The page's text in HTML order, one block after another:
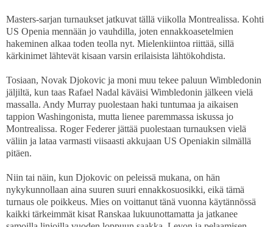
Masters-sarjan turnaukset jatkuvat tällä viikolla Montrealissa. Kohti
US Openia mennään jo vauhdilla, joten ennakkoasetelmien
hakeminen alkaa toden teolla nyt. Mielenkiintoa riittää, sillä
kärkinimet lähtevät kisaan varsin erilaisista lähtökohdista.
Tosiaan, Novak Djokovic ja moni muu tekee paluun Wimbledonin
jäljiltä, kun taas Rafael Nadal käväisi Wimbledonin jälkeen vielä
massalla. Andy Murray puolestaan haki tuntumaa ja aikaisen
tappion Washingonista, mutta lienee paremmassa iskussa jo
Montrealissa. Roger Federer jättää puolestaan turnauksen vielä
väliin ja lataa varmasti viisaasti akkujaan US Openiakin silmällä
pitäen.
Niin tai näin, kun Djokovic on peleissä mukana, on hän
nykykunnollaan aina suuren suuri ennakkosuosikki, eikä tämä
turnaus ole poikkeus. Mies on voittanut tänä vuonna käytännössä
kaikki tärkeimmät kisat Ranskaa lukuunottamatta ja jatkanee